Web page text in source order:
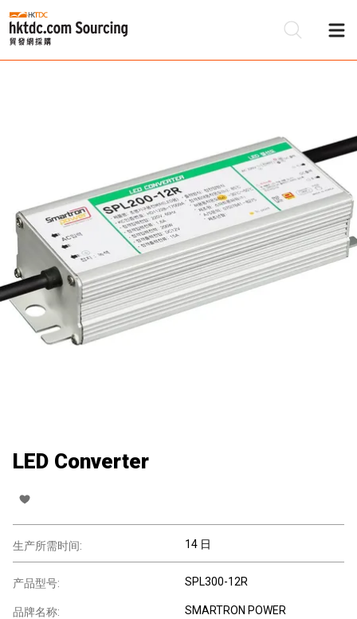
LED Converter
生产所需时间: 14 日
产品型号: SPL300-12R
品牌名称: SMARTRON POWER